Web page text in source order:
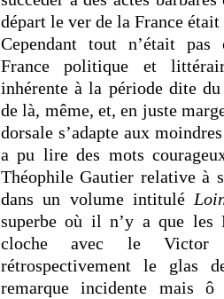
départ le ver de la France
Cependant tout n’était pas
France politique et
inhérente à la période dite
de là, même, et, en juste
dorsale s’adapte aux
a pu lire des mots
Théophile Gautier relative à
dans un volume intitulé
superbe où il n’y a que les
cloche avec le
rétrospectivement le glas
remarque incidente mais